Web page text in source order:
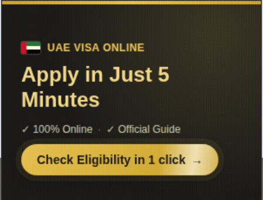
Чтобы не терять с нами связь,
подписывайся на наш
«Код Гиас: Восставший Лелуш -
Добавленно: 11 февраля 2020 | Серии: [1 из 1]
Code Geass: Hangyaku no